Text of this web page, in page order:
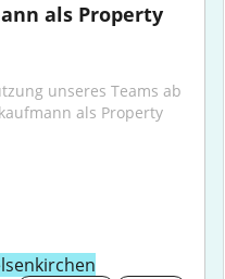
als Property
unseres Teams ab
als Property